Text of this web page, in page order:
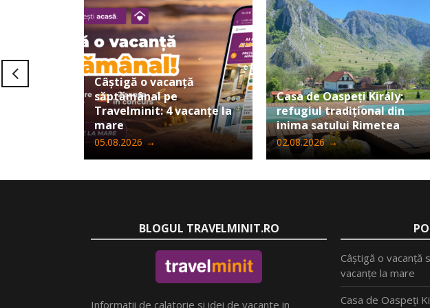
Câștigă o vacanță
săptămânal pe
Travelminit: 4 vacanțe la
mare
05.08.2026 →
Casa de Oaspeți Király:
refugiul tradițional din
inima satului Rimetea
02.08.2026 →
BLOGUL TRAVELMINIT.RO
Informatii de calatorie si idei de vacante in
Câștigă o vacanță
vacanțe la mare
Casa de Oaspeți